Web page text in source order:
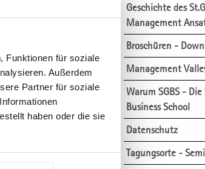
Funktionen für soziale
Außerdem
Partner für soziale
haben oder die sie
Geschichte des
Management
Broschüren -
Management
Warum SGBS - Die
Business School
Datenschutz
Tagungsorte -